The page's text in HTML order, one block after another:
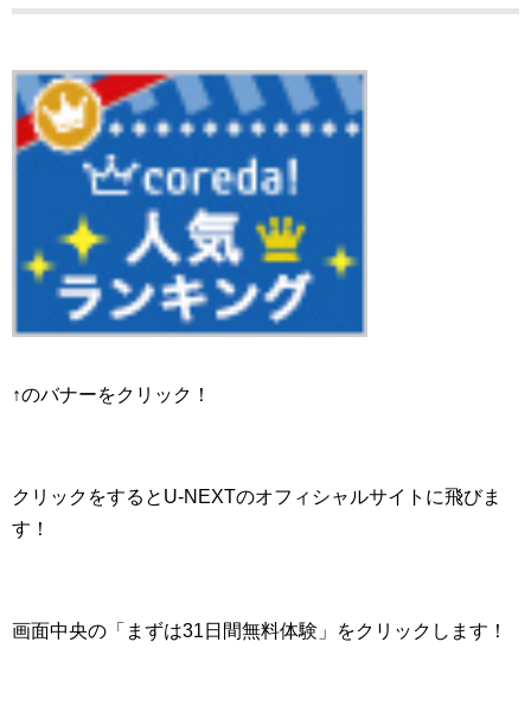
↑のバナーをクリック！
クリックをするとU-NEXTのオフィシャルサイトに飛びま
す！
画面中央の「まずは31日間無料体験」をクリックします！